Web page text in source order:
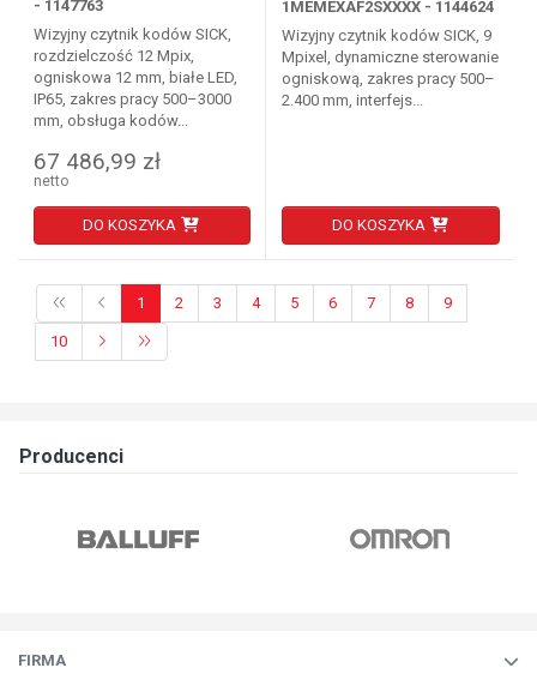
- 1147763
Wizyjny czytnik kodów SICK,
rozdzielczość 12 Mpix,
ogniskowa 12 mm, białe LED,
IP65, zakres pracy 500–3000
mm, obsługa kodów...
67 486,99 zł
netto
DO KOSZYKA
1MEMEXAF2SXXXX - 1144624
Wizyjny czytnik kodów SICK, 9
Mpixel, dynamiczne sterowanie
ogniskową, zakres pracy 500–
2.400 mm, interfejs...
DO KOSZYKA
1 2 3 4 5 6 7 8 9
10
Producenci
FIRMA